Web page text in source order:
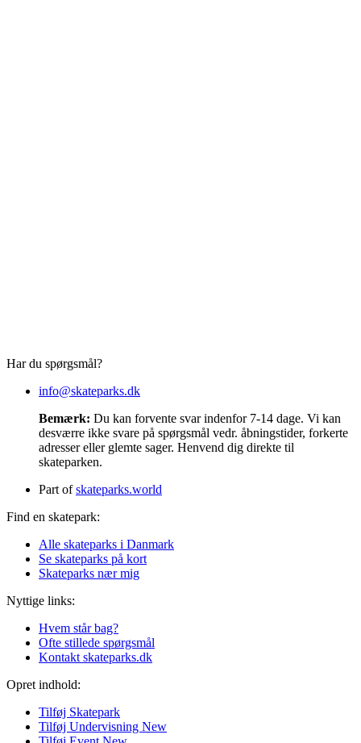
Har du spørgsmål?
info@skateparks.dk
Bemærk: Du kan forvente svar indenfor 7-14 dage. Vi kan
desværre ikke svare på spørgsmål vedr. åbningstider, forkerte
adresser eller glemte sager. Henvend dig direkte til
skateparken.
Part ofskateparks.world
Find en skatepark:
Alle skateparks i Danmark
Se skateparks på kort
Skateparks nær mig
Nyttige links:
Hvem står bag?
Ofte stillede spørgsmål
Kontakt skateparks.dk
Opret indhold:
Tilføj Skatepark
Tilføj Undervisning New